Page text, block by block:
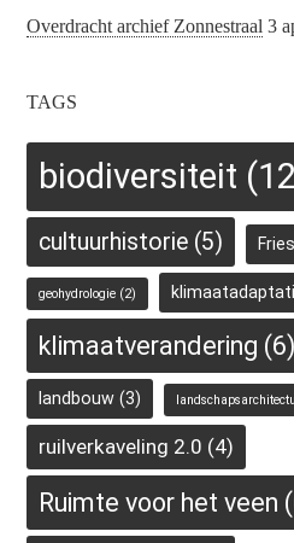
Overdracht archief Zonnestraal 3
TAGS
biodiversiteit
cultuurhistorie (5)
geohydrologie (2)
klimaatverandering (6)
landbouw (3)
ruilverkaveling 2.0 (4)
Ruimte voor het veen